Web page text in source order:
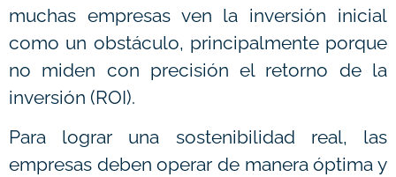
muchas empresas ven la inversión inicial
como un obstáculo, principalmente porque
no miden con precisión el retorno de la
inversión (ROI).
Para lograr una sostenibilidad real, las
empresas deben operar de manera óptima y